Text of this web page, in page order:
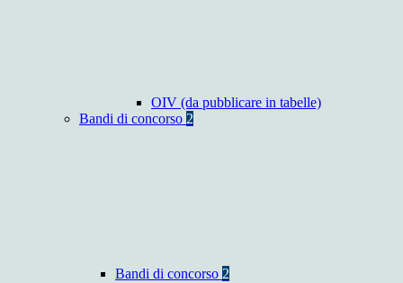
OIV (da pubblicare in tabelle)
Bandi di concorso 2
Bandi di concorso 2